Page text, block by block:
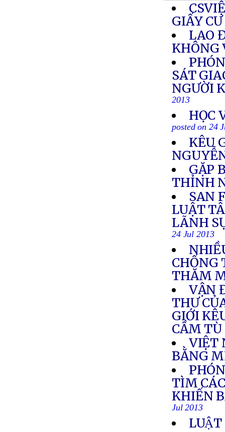
GIẤY
LAO
KHÔNG
SÁT
NGƯỜI
2013
HỌC
posted on 24
KÊU
GẶP
THỈNH
SAN
LUẬT
LÃNH
24 Jul 2013
CHỐNG
THĂM
VẬN
THƯ
GIỚI
CẦM TÙ
VIỆT
BẰNG
TÌM
KHIẾN
Jul 2013
LUẬT